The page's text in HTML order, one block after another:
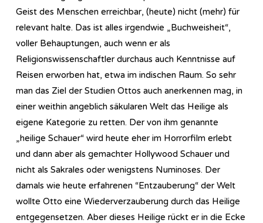
Geist des Menschen erreichbar, (heute) nicht (mehr) für
relevant halte. Das ist alles irgendwie „Buchweisheit“,
voller Behauptungen, auch wenn er als
Religionswissenschaftler durchaus auch Kenntnisse auf
Reisen erworben hat, etwa im indischen Raum. So sehr
man das Ziel der Studien Ottos auch anerkennen mag, in
einer weithin angeblich säkularen Welt das Heilige als
eigene Kategorie zu retten. Der von ihm genannte
„heilige Schauer“ wird heute eher im Horrorfilm erlebt
und dann aber als gemachter Hollywood Schauer und
nicht als Sakrales oder wenigstens Numinoses. Der
damals wie heute erfahrenen “Entzauberung“ der Welt
wollte Otto eine Wiederverzauberung durch das Heilige
entgegensetzen. Aber dieses Heilige rückt er in die Ecke